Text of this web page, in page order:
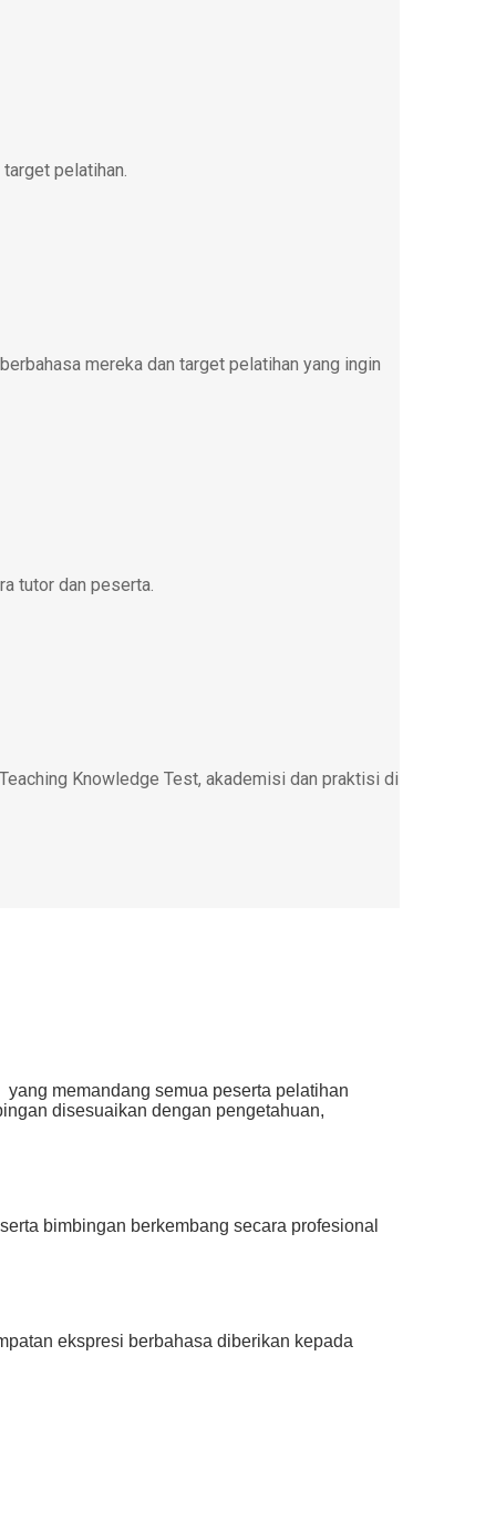
pelatihan.
mereka dan target pelatihan yang ingin
tutor dan peserta.
Knowledge Test, akademisi dan praktisi di
yang memandang semua peserta pelatihan
disesuaikan dengan pengetahuan,
bimbingan berkembang secara profesional
ekspresi berbahasa diberikan kepada